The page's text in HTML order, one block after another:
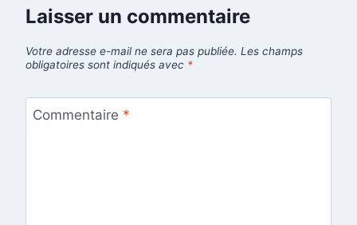
Laisser un commentaire
Votre adresse e-mail ne sera pas publiée. Les champs
obligatoires sont indiqués avec *
Commentaire *